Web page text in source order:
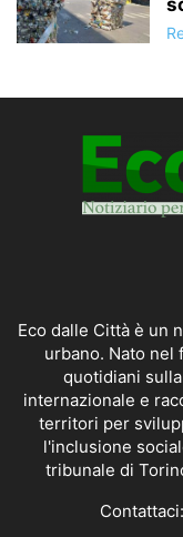
Eco dalle Città è un
urbano. Nato nel
quotidiani
internazionale e
territori per
l'inclusione
tribunale di
Contattaci: